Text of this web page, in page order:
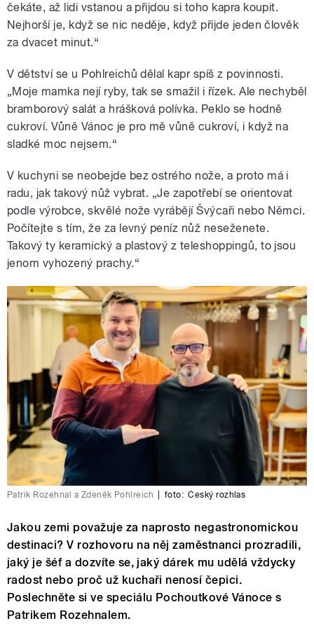
čekáte, až lidi vstanou a přijdou si toho kapra koupit.
Nejhorší je, když se nic neděje, když přijde jeden člověk
za dvacet minut.“
V dětství se u Pohlreichů dělal kapr spíš z povinnosti.
„Moje mamka nejí ryby, tak se smažil i řízek. Ale nechyběl
bramborový salát a hrášková polívka. Peklo se hodně
cukroví. Vůně Vánoc je pro mě vůně cukroví, i když na
sladké moc nejsem.“
V kuchyni se neobejde bez ostrého nože, a proto má i
radu, jak takový nůž vybrat. „Je zapotřebí se orientovat
podle výrobce, skvělé nože vyrábějí Švýcaři nebo Němci.
Počítejte s tím, že za levný peníz nůž neseženete.
Takový ty keramický a plastový z teleshoppingů, to jsou
jenom vyhozený prachy.“
Patrik Rozehnal a Zdeněk Pohlreich foto: Český rozhlas
Jakou zemi považuje za naprosto negastronomickou
destinaci? V rozhovoru na něj zaměstnanci prozradili,
jaký je šéf a dozvíte se, jaký dárek mu udělá vždycky
radost nebo proč už kuchaři nenosí čepici.
Poslechněte si ve speciálu Pochoutkové Vánoce s
Patrikem Rozehnalem.